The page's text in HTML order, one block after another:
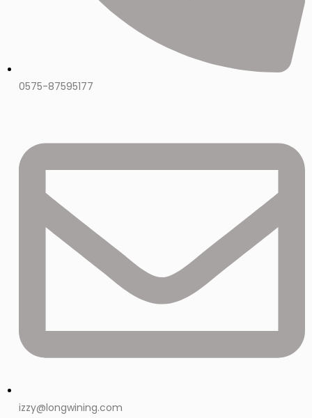
0575-87595177
izzy@longwining.com